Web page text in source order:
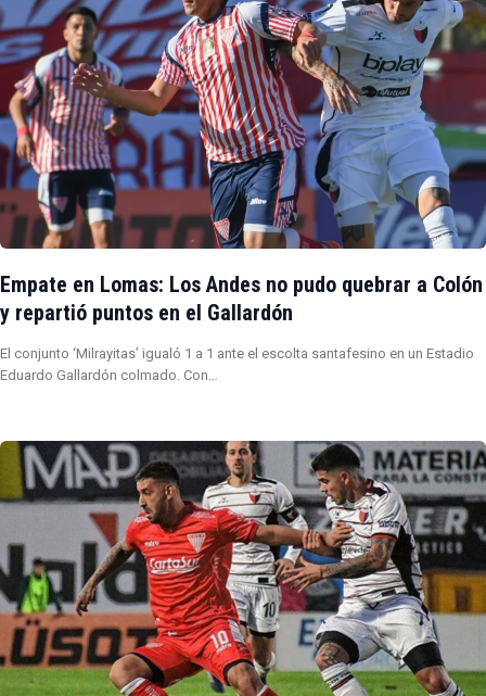
Empate en Lomas: Los Andes no pudo quebrar a Colón
y repartió puntos en el Gallardón
El conjunto ‘Milrayitas’ igualó 1 a 1 ante el escolta santafesino en un Estadio
Eduardo Gallardón colmado. Con…